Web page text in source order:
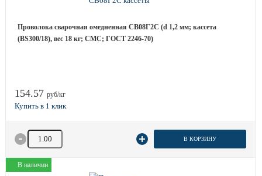
Проволока сварочная омедненная СВ08Г2С (d 1,2 мм; кассета
(BS300/18), вес 18 кг; СМС; ГОСТ 2246-70)
154.57 руб/кг
Количество товара В КОРЗИНУ
В наличии